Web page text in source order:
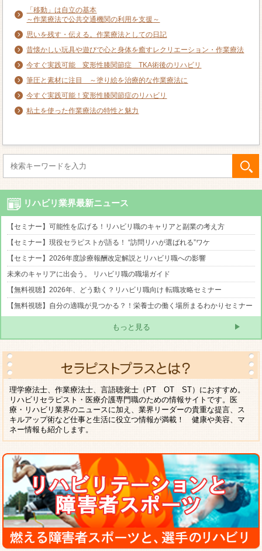
「移動」は自立の基本
～作業療法で公共交通機関の利用を支援～
思いを残す・伝える。作業療法としての日記
昔懐かしい玩具や遊びで心と身体を癒すレクリエーション・作業療法
今すぐ実践可能 変形性膝関節症 TKA術後のリハビリ
筆圧と素材に注目 ～塗り絵を治療的な作業療法に
今すぐ実践可能！変形性膝関節症のリハビリ
粘土を使った作業療法の特性と魅力
リハビリ業界最新ニュース
【セミナー】可能性を広げる！リハビリ職のキャリアと副業の考え方
【セミナー】現役セラピストが語る！ “訪問リハが選ばれる”ワケ
【セミナー】2026年度診療報酬改定解説とリハビリ職への影響
未来のキャリアに出会う。 リハビリ職の職場ガイド
【無料視聴】2026年、どう動く？リハビリ職向け 転職攻略セミナー
【無料視聴】自分の適職が見つかる？！栄養士の働く場所まるわかりセミナー
もっと見る
理学療法士、作業療法士、言語聴覚士（PT OT ST）におすすめ。
リハビリセラピスト・医療介護専門職のための情報サイトです。医
療・リハビリ業界のニュースに加え、業界リーダーの貴重な提言、ス
キルアップ術など仕事と生活に役立つ情報が満載！ 健康や美容、マ
ネー情報も紹介します。